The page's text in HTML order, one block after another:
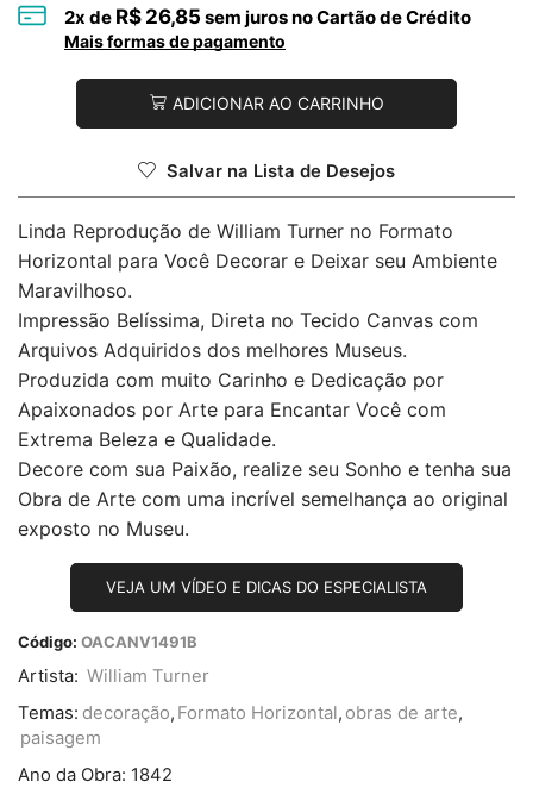
2x de R$ 26,85 sem juros no Cartão de Crédito
Mais formas de pagamento
ADICIONAR AO CARRINHO
Salvar na Lista de Desejos
Linda Reprodução de William Turner no Formato
Horizontal para Você Decorar e Deixar seu Ambiente
Maravilhoso.
Impressão Belíssima, Direta no Tecido Canvas com
Arquivos Adquiridos dos melhores Museus.
Produzida com muito Carinho e Dedicação por
Apaixonados por Arte para Encantar Você com
Extrema Beleza e Qualidade.
Decore com sua Paixão, realize seu Sonho e tenha sua
Obra de Arte com uma incrível semelhança ao original
exposto no Museu.
VEJA UM VÍDEO E DICAS DO ESPECIALISTA
Código: OACANV1491B
Artista: William Turner
Temas: decoração, Formato Horizontal, obras de arte,
paisagem
Ano da Obra: 1842